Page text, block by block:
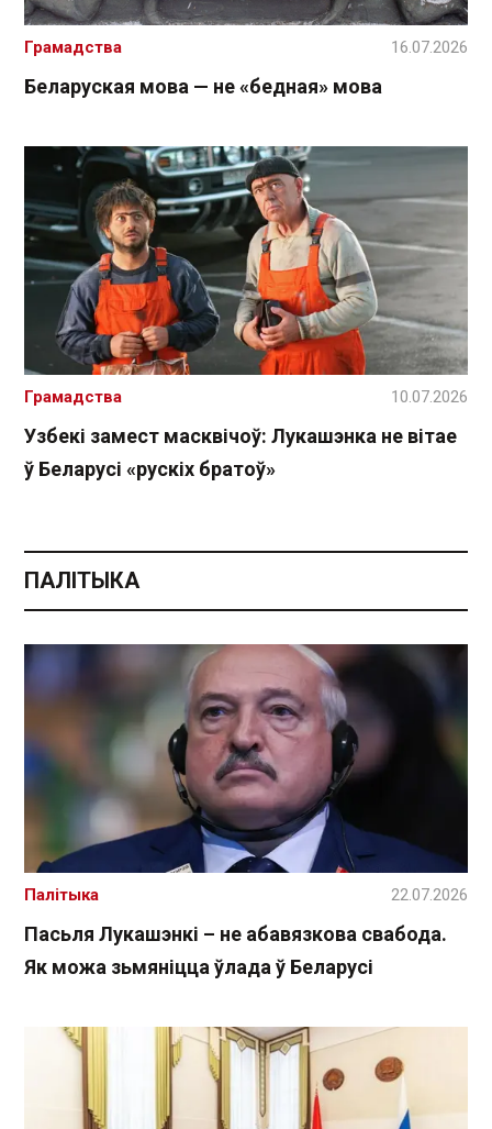
Беларуская мова — не «бедная» мова
Грамадства 16.07.2026
Узбекі замест масквічоў: Лукашэнка не вітае
ў Беларусі «рускіх братоў»
Грамадства 10.07.2026
ПАЛІТЫКА
Пасьля Лукашэнкі – не абавязкова свабода.
Як можа зьмяніцца ўлада ў Беларусі
Палітыка 22.07.2026